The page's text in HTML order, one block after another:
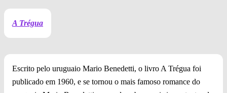
A Trégua
Escrito pelo uruguaio Mario Benedetti, o livro A Trégua foi
publicado em 1960, e se tornou o mais famoso romance do